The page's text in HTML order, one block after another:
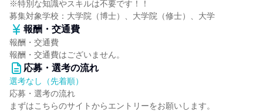
※特別な知識やスキルは不要です！！
募集対象学校：大学院（博士）、大学院（修士）、大学
報酬・交通費
報酬・交通費
報酬・交通費はございません。
応募・選考の流れ
選考なし（先着順）
応募・選考の流れ
まずはこちらのサイトからエントリーをお願いします。